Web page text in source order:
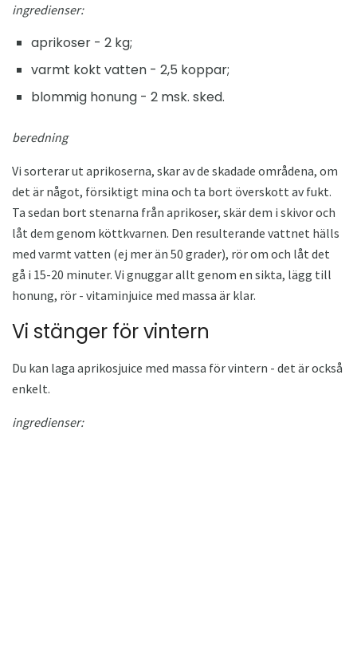
ingredienser:
aprikoser - 2 kg;
varmt kokt vatten - 2,5 koppar;
blommig honung - 2 msk. sked.
beredning
Vi sorterar ut aprikoserna, skar av de skadade områdena, om
det är något, försiktigt mina och ta bort överskott av fukt.
Ta sedan bort stenarna från aprikoser, skär dem i skivor och
låt dem genom köttkvarnen. Den resulterande vattnet hälls
med varmt vatten (ej mer än 50 grader), rör om och låt det
gå i 15-20 minuter. Vi gnuggar allt genom en sikta, lägg till
honung, rör - vitaminjuice med massa är klar.
Vi stänger för vintern
Du kan laga aprikosjuice med massa för vintern - det är också
enkelt.
ingredienser: